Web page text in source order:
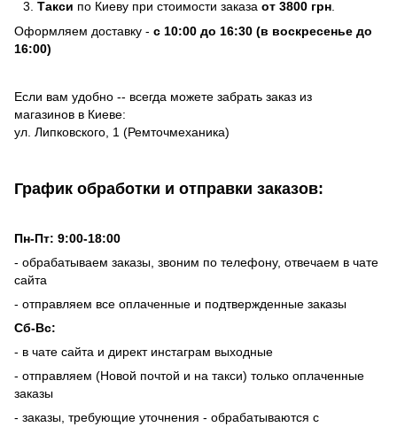
Такси по Киеву при стоимости заказа от 3800 грн
Оформляем доставку - с 10:00 до 16:30 (в воскресенье до
16:00)
Если вам удобно -- всегда можете забрать заказ из
магазинов в Киеве:
ул. Липковского, 1 (Ремточмеханика)
График обработки и отправки заказов:
Пн-Пт: 9:00-18:00
- обрабатываем заказы, звоним по телефону, отвечаем в чате
сайта
- отправляем все оплаченные и подтвержденные заказы
Сб-Вс:
- в чате сайта и директ инстаграм выходные
- отправляем (Новой почтой и на такси) только оплаченные
заказы
- заказы, требующие уточнения - обрабатываются с